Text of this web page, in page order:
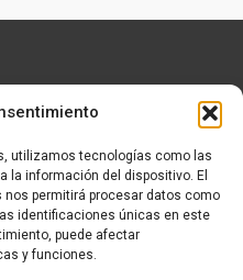
utilizamos tecnologías como las
la información del dispositivo. El
permitirá procesar datos como
identificaciones únicas en este
puede afectar
y funciones.